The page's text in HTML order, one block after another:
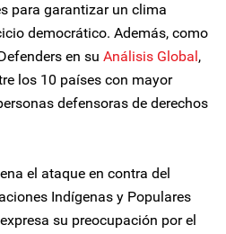
para garantizar un clima
democrático. Además, como
en su Análisis Global,
los 10 países con mayor
defensoras de derechos
el ataque en contra del
Indígenas y Populares
su preocupación por el